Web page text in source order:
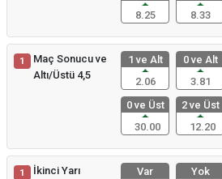
8.25
8.33
1
Maç Sonucu ve
Altı/Üstü 4,5
1 ve Alt
2.06
0 ve Alt
3.81
0 ve Üst
30.00
2 ve Üst
12.20
1
İkinci Yarı
Var
Yok